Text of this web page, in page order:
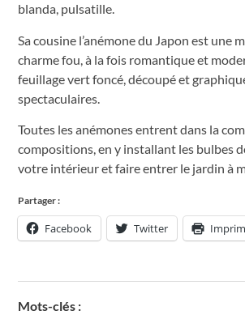
blanda, pulsatille.
Sa cousine l’anémone du Japon est une
charme fou, à la fois romantique et
feuillage vert foncé, découpé et
spectaculaires.
Toutes les anémones entrent dans la
compositions, en y installant les bulbes
votre intérieur et faire entrer le jardin à
Partager :
Facebook Twitter
Mots-clés :